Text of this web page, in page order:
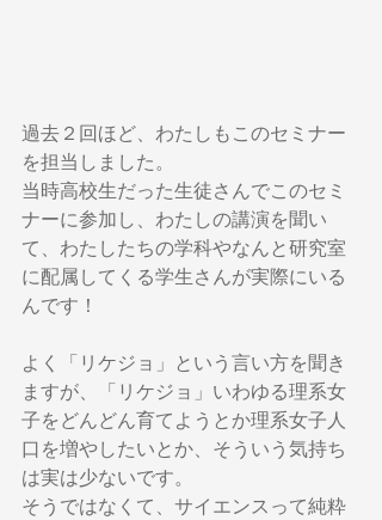
過去２回ほど、わたしもこのセミナー
を担当しました。
当時高校生だった生徒さんでこのセミ
ナーに参加し、わたしの講演を聞い
て、わたしたちの学科やなんと研究室
に配属してくる学生さんが実際にいる
んです！
よく「リケジョ」という言い方を聞き
ますが、「リケジョ」いわゆる理系女
子をどんどん育てようとか理系女子人
口を増やしたいとか、そういう気持ち
は実は少ないです。
そうではなくて、サイエンスって純粋